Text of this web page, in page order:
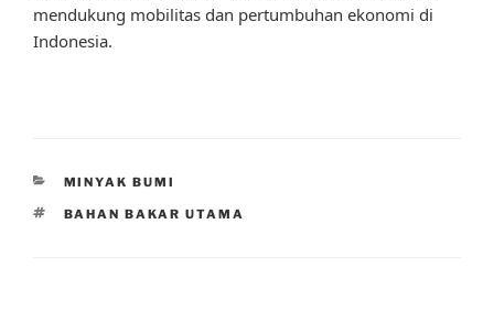
mendukung mobilitas dan pertumbuhan ekonomi di
Indonesia.
CATEGORIES
MINYAK BUMI
TAGS
BAHAN BAKAR UTAMA